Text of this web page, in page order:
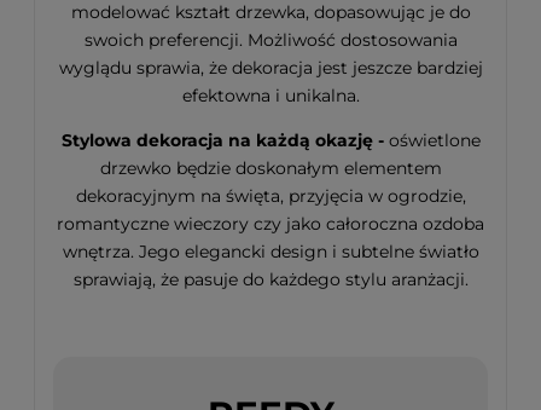
modelować kształt drzewka, dopasowując je do
swoich preferencji. Możliwość dostosowania
wyglądu sprawia, że dekoracja jest jeszcze bardziej
efektowna i unikalna.
Stylowa dekoracja na każdą okazję -oświetlone
drzewko będzie doskonałym elementem
dekoracyjnym na święta, przyjęcia w ogrodzie,
romantyczne wieczory czy jako całoroczna ozdoba
wnętrza. Jego elegancki design i subtelne światło
sprawiają, że pasuje do każdego stylu aranżacji.